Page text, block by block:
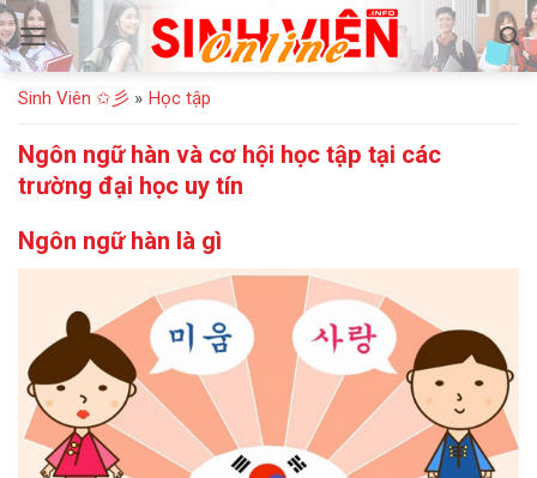
Bỏ
qua
nội
dung
Sinh Viên ✩彡 » Học tập
Ngôn ngữ hàn và cơ hội học tập tại các
trường đại học uy tín
Ngôn ngữ hàn là gì